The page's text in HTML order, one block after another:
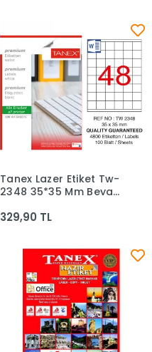
Sepete Ekle
Tanex Lazer Etiket Tw-
2348 35*35 Mm Beyaz
329,90 TL